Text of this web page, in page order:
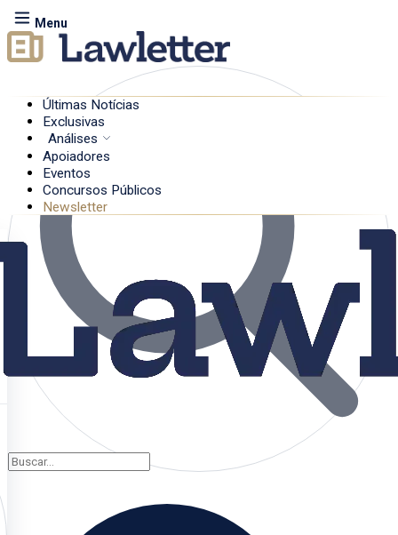
Menu
Últimas Notícias
Exclusivas
Análises
Apoiadores
Eventos
Concursos Públicos
Newsletter